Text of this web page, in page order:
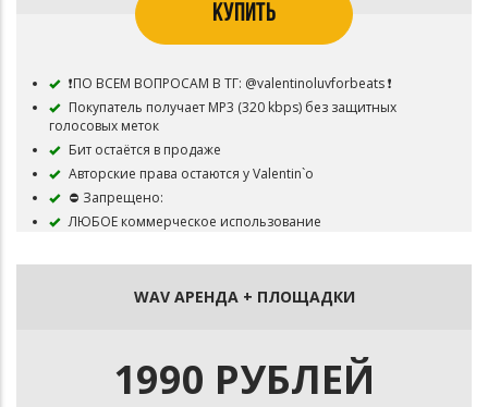
КУПИТЬ
❗ПО ВСЕМ ВОПРОСАМ В ТГ: @valentinoluvforbeats ❗
Покупатель получает MP3 (320 kbps) без защитных
голосовых меток
Бит остаётся в продаже
Авторские права остаются у Valentin`o
⛔ Запрещено:
ЛЮБОЕ коммерческое использование
WAV АРЕНДА + ПЛОЩАДКИ
1990 РУБЛЕЙ